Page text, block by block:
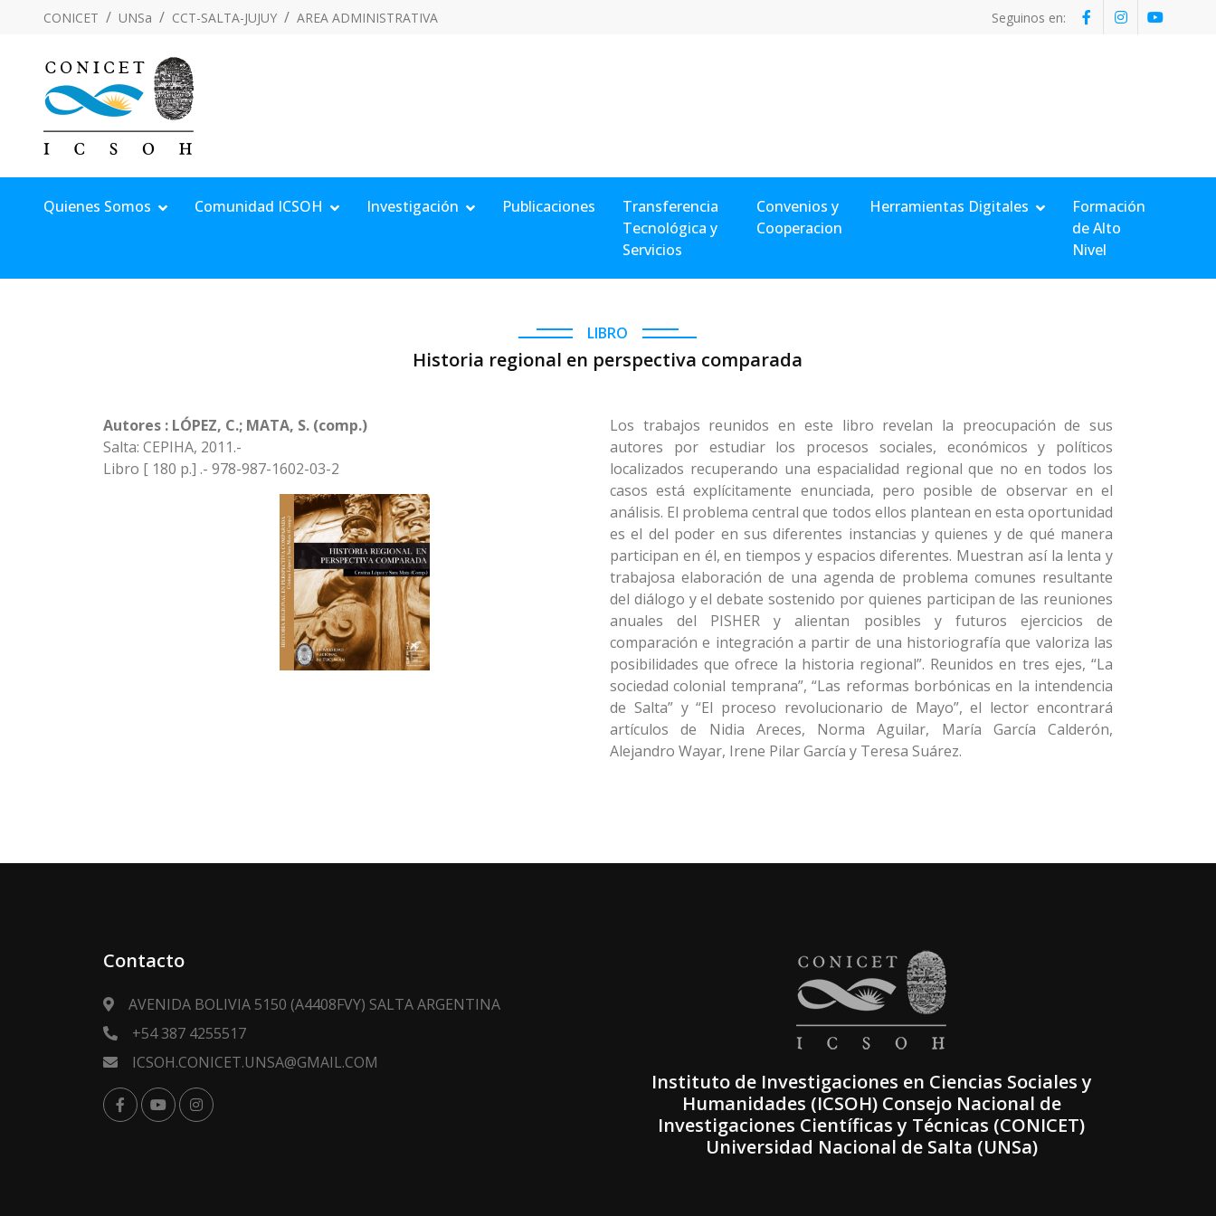
CONICET UNSa CCT-SALTA-JUJUY AREA ADMINISTRATIVA Seguinos en:
Quienes Somos Comunidad ICSOH Investigación Publicaciones
Transferencia
Tecnológica y
Servicios
Convenios y
Cooperacion
Herramientas Digitales
Formación
de Alto
Nivel
LIBRO
Historia regional en perspectiva comparada
Autores : LÓPEZ, C.; MATA, S. (comp.)
Salta: CEPIHA, 2011.-
Libro [ 180 p.] .- 978-987-1602-03-2
Los trabajos reunidos en este libro revelan la preocupación de sus
autores por estudiar los procesos sociales, económicos y políticos
localizados recuperando una espacialidad regional que no en todos los
casos está explícitamente enunciada, pero posible de observar en el
análisis. El problema central que todos ellos plantean en esta oportunidad
es el del poder en sus diferentes instancias y quienes y de qué manera
participan en él, en tiempos y espacios diferentes. Muestran así la lenta y
trabajosa elaboración de una agenda de problema comunes resultante
del diálogo y el debate sostenido por quienes participan de las reuniones
anuales del PISHER y alientan posibles y futuros ejercicios de
comparación e integración a partir de una historiografía que valoriza las
posibilidades que ofrece la historia regional”. Reunidos en tres ejes, “La
sociedad colonial temprana”, “Las reformas borbónicas en la intendencia
de Salta” y “El proceso revolucionario de Mayo”, el lector encontrará
artículos de Nidia Areces, Norma Aguilar, María García Calderón,
Alejandro Wayar, Irene Pilar García y Teresa Suárez.
Contacto
AVENIDA BOLIVIA 5150 (A4408FVY) SALTA ARGENTINA
+54 387 4255517
ICSOH.CONICET.UNSA@GMAIL.COM
Instituto de Investigaciones en Ciencias Sociales y
Humanidades (ICSOH) Consejo Nacional de
Investigaciones Científicas y Técnicas (CONICET)
Universidad Nacional de Salta (UNSa)